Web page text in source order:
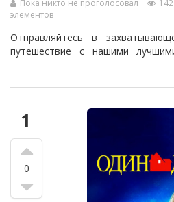
Пока никто не проголосовал
элементов
Отправляйтесь в
путешествие с нашими
подходящее время для
историями, которые
эмоциональный кругозор и
Наш список включает в
приключений до трогательных
завораживающих анимаций,
отклик у молодого
мнения тысяч посвященных
вы найдете только лучшее из
1
0